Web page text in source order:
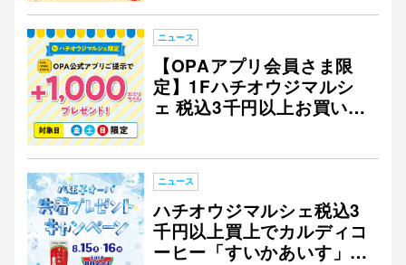
ニュース
【OPAアプリ会員さま限
定】1Fハチオウジマルシ
ェ 税込3千円以上お買い上
ニュース
ハチオウジマルシェ税込3
千円以上買上でカルディコ
ーヒー「すいかあいす」プ